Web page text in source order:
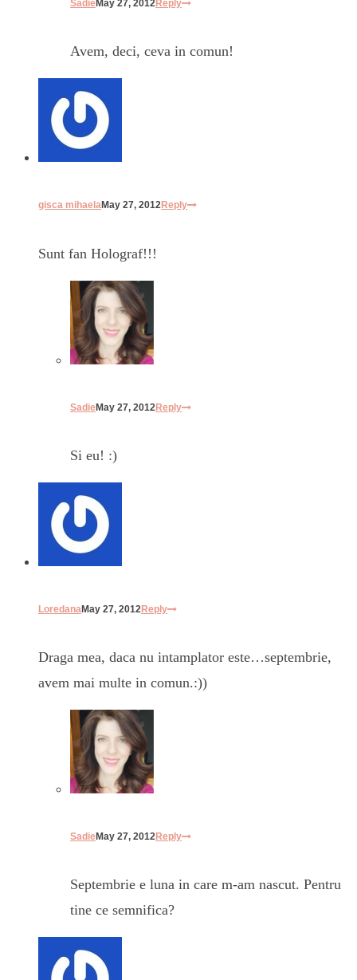
SadieMay 27, 2012Reply
Avem, deci, ceva in comun!
gisca mihaelaMay 27, 2012Reply
Sunt fan Holograf!!!
SadieMay 27, 2012Reply
Si eu! :)
LoredanaMay 27, 2012Reply
Draga mea, daca nu intamplator este…septembrie,
avem mai multe in comun.:))
SadieMay 27, 2012Reply
Septembrie e luna in care m-am nascut. Pentru
tine ce semnifica?